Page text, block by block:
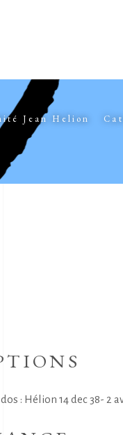
Jean Helion
: Hélion 14 dec 38- 2